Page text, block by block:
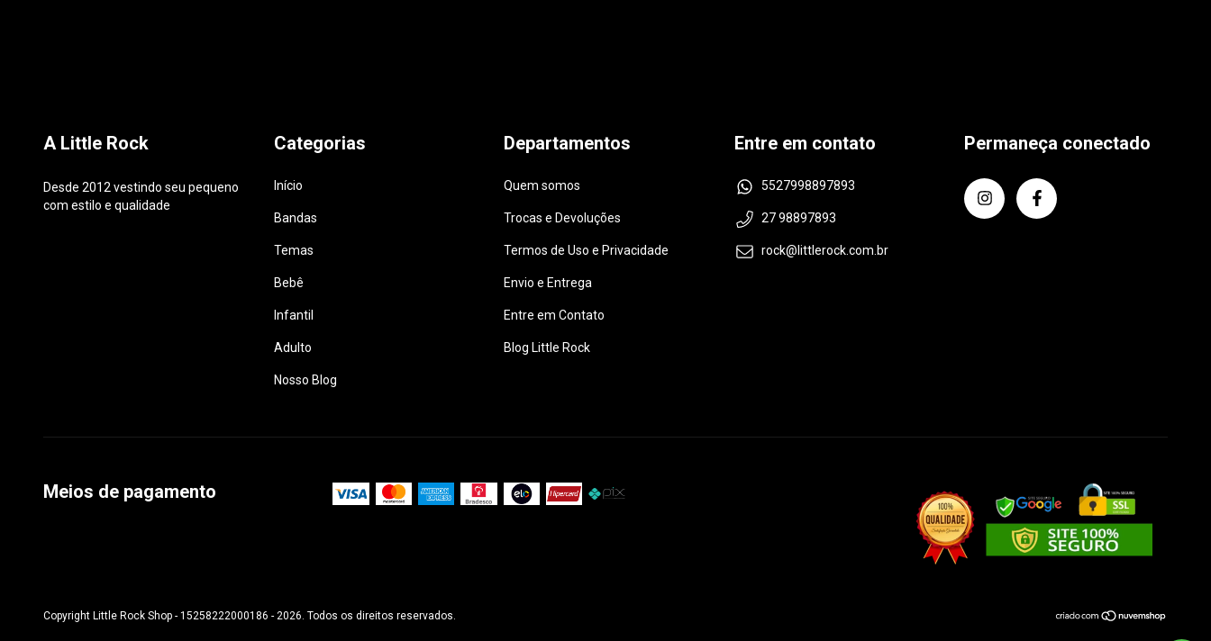
A Little Rock
Desde 2012 vestindo seu pequeno
com estilo e qualidade
Categorias
Início
Bandas
Temas
Bebê
Infantil
Adulto
Nosso Blog
Departamentos
Quem somos
Trocas e Devoluções
Termos de Uso e Privacidade
Envio e Entrega
Entre em Contato
Blog Little Rock
Entre em contato
5527998897893
27 98897893
rock@littlerock.com.br
Permaneça conectado
Meios de pagamento
Copyright Little Rock Shop - 15258222000186 - 2026. Todos os direitos reservados.